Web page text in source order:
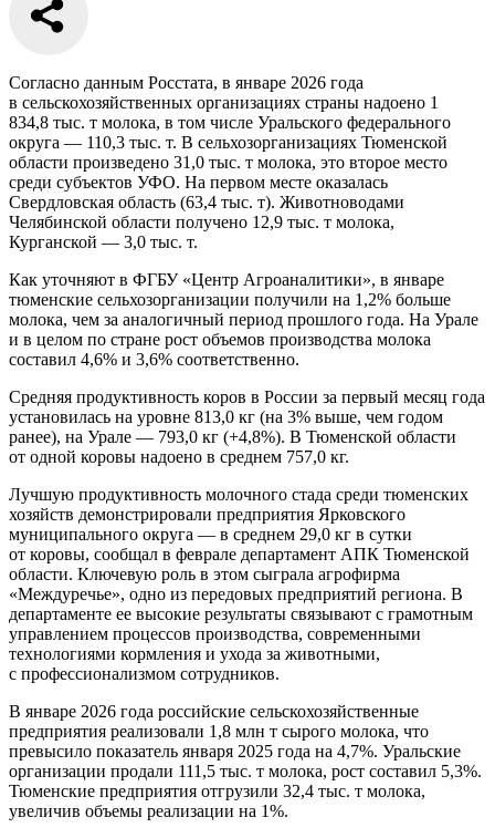
Согласно данным Росстата, в январе 2026 года
в сельскохозяйственных организациях страны надоено 1
834,8 тыс. т молока, в том числе Уральского федерального
округа — 110,3 тыс. т. В сельхозорганизациях Тюменской
области произведено 31,0 тыс. т молока, это второе место
среди субъектов УФО. На первом месте оказалась
Свердловская область (63,4 тыс. т). Животноводами
Челябинской области получено 12,9 тыс. т молока,
Курганской — 3,0 тыс. т.
Как уточняют в ФГБУ «Центр Агроаналитики», в январе
тюменские сельхозорганизации получили на 1,2% больше
молока, чем за аналогичный период прошлого года. На Урале
и в целом по стране рост объемов производства молока
составил 4,6% и 3,6% соответственно.
Средняя продуктивность коров в России за первый месяц года
установилась на уровне 813,0 кг (на 3% выше, чем годом
ранее), на Урале — 793,0 кг (+4,8%). В Тюменской области
от одной коровы надоено в среднем 757,0 кг.
Лучшую продуктивность молочного стада среди тюменских
хозяйств демонстрировали предприятия Ярковского
муниципального округа — в среднем 29,0 кг в сутки
от коровы, сообщал в феврале департамент АПК Тюменской
области. Ключевую роль в этом сыграла агрофирма
«Междуречье», одно из передовых предприятий региона. В
департаменте ее высокие результаты связывают с грамотным
управлением процессов производства, современными
технологиями кормления и ухода за животными,
с профессионализмом сотрудников.
В январе 2026 года российские сельскохозяйственные
предприятия реализовали 1,8 млн т сырого молока, что
превысило показатель января 2025 года на 4,7%. Уральские
организации продали 111,5 тыс. т молока, рост составил 5,3%.
Тюменские предприятия отгрузили 32,4 тыс. т молока,
увеличив объемы реализации на 1%.